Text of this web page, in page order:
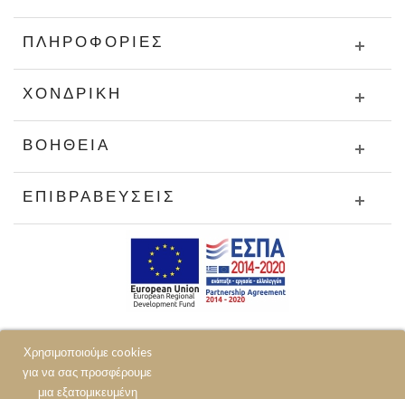
Χρησιμοποιούμε cookies
για να σας προσφέρουμε
μια εξατομικευμένη
ΠΛΗΡΟΦΟΡΊΕΣ
ΧΟΝΔΡΙΚΉ
ΒΟΉΘΕΙΑ
ΕΠΙΒΡΑΒΕΎΣΕΙΣ